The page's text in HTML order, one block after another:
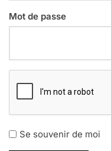
Mot de passe
Se souvenir de moi